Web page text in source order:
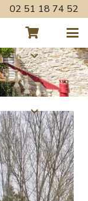
02 51 18 74 52